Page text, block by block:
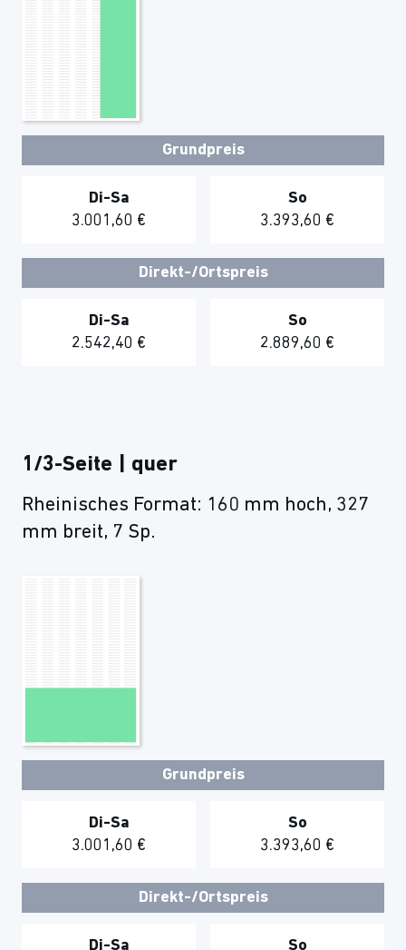
Grundpreis
Di-Sa
3.001,60 €
So
3.393,60 €
Direkt-/Ortspreis
Di-Sa
2.542,40 €
So
2.889,60 €
1/3-Seite | quer
Rheinisches Format: 160 mm hoch, 327
mm breit, 7 Sp.
Grundpreis
Di-Sa
3.001,60 €
So
3.393,60 €
Direkt-/Ortspreis
Di-Sa So